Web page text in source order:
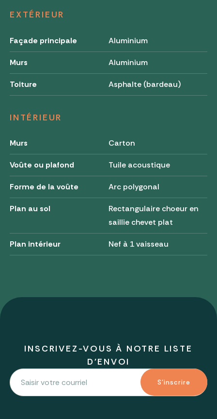
EXTÉRIEUR
Façade principale Aluminium
Murs Aluminium
Toiture Asphalte (bardeau)
INTÉRIEUR
Murs Carton
Voûte ou plafond Tuile acoustique
Forme de la voûte Arc polygonal
Plan au sol
Rectangulaire choeur en
saillie chevet plat
Plan intérieur Nef à 1 vaisseau
INSCRIVEZ-VOUS À NOTRE LISTE
D'ENVOI
S'inscrire